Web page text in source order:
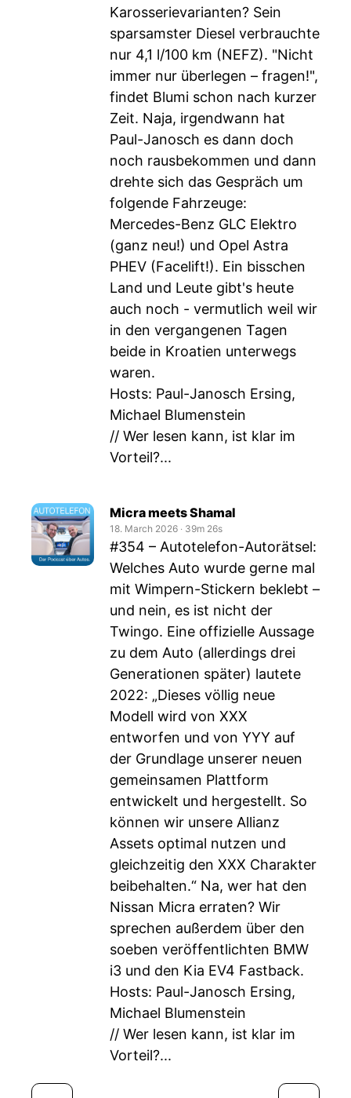
Karosserievarianten? Sein
sparsamster Diesel verbrauchte
nur 4,1 l/100 km (NEFZ). "Nicht
immer nur überlegen – fragen!",
findet Blumi schon nach kurzer
Zeit. Naja, irgendwann hat
Paul-Janosch es dann doch
noch rausbekommen und dann
drehte sich das Gespräch um
folgende Fahrzeuge:
Mercedes-Benz GLC Elektro
(ganz neu!) und Opel Astra
PHEV (Facelift!). Ein bisschen
Land und Leute gibt's heute
auch noch - vermutlich weil wir
in den vergangenen Tagen
beide in Kroatien unterwegs
waren.
Hosts: Paul-Janosch Ersing,
Michael Blumenstein
// Wer lesen kann, ist klar im
Vorteil?...
Micra meets Shamal
18. March 2026 ‧ 39m 26s
#354 – Autotelefon-Autorätsel:
Welches Auto wurde gerne mal
mit Wimpern-Stickern beklebt –
und nein, es ist nicht der
Twingo. Eine offizielle Aussage
zu dem Auto (allerdings drei
Generationen später) lautete
2022: „Dieses völlig neue
Modell wird von XXX
entworfen und von YYY auf
der Grundlage unserer neuen
gemeinsamen Plattform
entwickelt und hergestellt. So
können wir unsere Allianz
Assets optimal nutzen und
gleichzeitig den XXX Charakter
beibehalten.“ Na, wer hat den
Nissan Micra erraten? Wir
sprechen außerdem über den
soeben veröffentlichten BMW
i3 und den Kia EV4 Fastback.
Hosts: Paul-Janosch Ersing,
Michael Blumenstein
// Wer lesen kann, ist klar im
Vorteil?...